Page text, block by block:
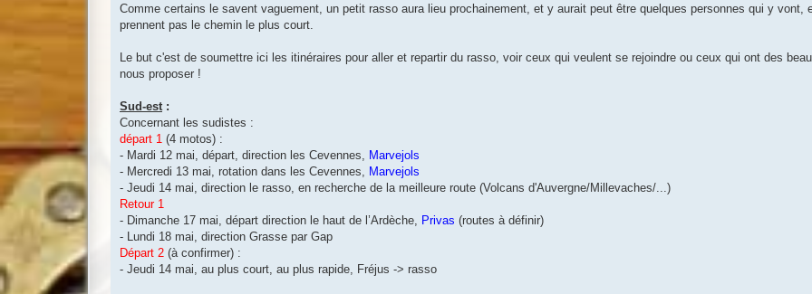
s
a
Comme certains le savent vaguement, un petit rasso aura lieu prochainement, et y aurait peut être quelques personnes qui y vont,
prennent pas le chemin le plus court.
Le but c'est de soumettre ici les itinéraires pour aller et repartir du rasso, voir ceux qui veulent se rejoindre ou ceux qui ont des
nous proposer !
Sud-est:
Concernant les sudistes :
départ 1 (4 motos) :
- Mardi 12 mai, départ, direction les Cevennes, Marvejols
- Mercredi 13 mai, rotation dans les Cevennes, Marvejols
- Jeudi 14 mai, direction le rasso, en recherche de la meilleure route (Volcans d'Auvergne/Millevaches/...)
Retour 1
- Dimanche 17 mai, départ direction le haut de l’Ardèche, Privas (routes à définir)
- Lundi 18 mai, direction Grasse par Gap
Départ 2 (à confirmer) :
- Jeudi 14 mai, au plus court, au plus rapide, Fréjus -> rasso